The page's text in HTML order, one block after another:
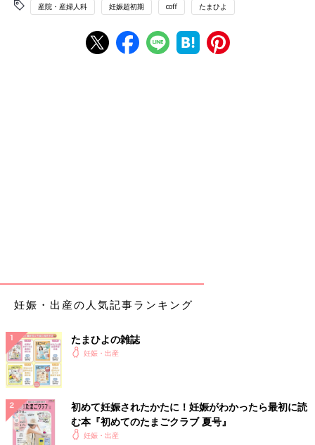
産院・産婦人科 妊娠超初期 coff たまひよ
妊娠・出産の人気記事ランキング
たまひよの雑誌
妊娠・出産
初めて妊娠されたかたに！妊娠がわかったら最初に読
む本『初めてのたまごクラブ 夏号』
妊娠・出産